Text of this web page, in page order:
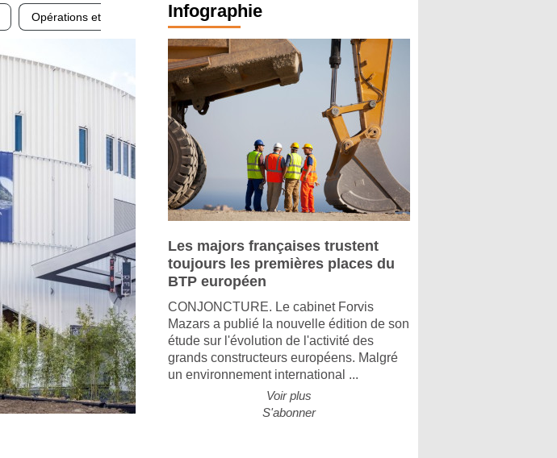
Opérations et
Infographie
Les majors françaises trustent
toujours les premières places du
BTP européen
CONJONCTURE. Le cabinet Forvis
Mazars a publié la nouvelle édition de son
étude sur l'évolution de l'activité des
grands constructeurs européens. Malgré
un environnement international ...
Voir plus
S'abonner